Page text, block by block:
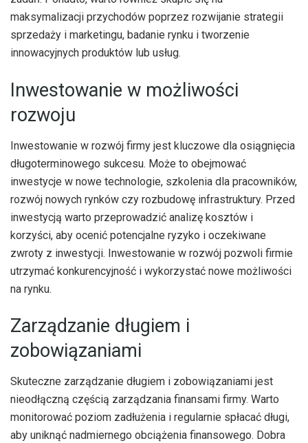
maksymalizacji przychodów poprzez rozwijanie strategii
sprzedaży i marketingu, badanie rynku i tworzenie
innowacyjnych produktów lub usług.
Inwestowanie w możliwości
rozwoju
Inwestowanie w rozwój firmy jest kluczowe dla osiągnięcia
długoterminowego sukcesu. Może to obejmować
inwestycje w nowe technologie, szkolenia dla pracowników,
rozwój nowych rynków czy rozbudowę infrastruktury. Przed
inwestycją warto przeprowadzić analizę kosztów i
korzyści, aby ocenić potencjalne ryzyko i oczekiwane
zwroty z inwestycji. Inwestowanie w rozwój pozwoli firmie
utrzymać konkurencyjność i wykorzystać nowe możliwości
na rynku.
Zarządzanie długiem i
zobowiązaniami
Skuteczne zarządzanie długiem i zobowiązaniami jest
nieodłączną częścią zarządzania finansami firmy. Warto
monitorować poziom zadłużenia i regularnie spłacać długi,
aby uniknąć nadmiernego obciążenia finansowego. Dobra